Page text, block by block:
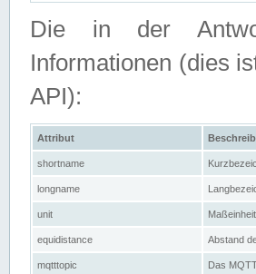
Die in der
Informationen (dies
API):
Attribut
shortname
longname
unit Maßeinheit
equidistance Abstand
mqtttopic Das